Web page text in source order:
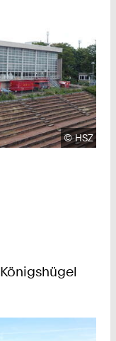
©HSZ